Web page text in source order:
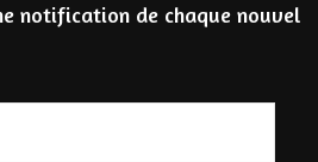
notification de chaque nouvel